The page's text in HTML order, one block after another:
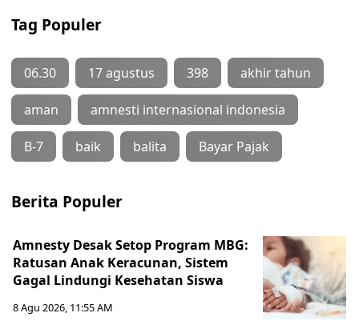
Tag Populer
06.30 17 agustus 398 akhir tahun
aman amnesti internasional indonesia
B-7 baik balita Bayar Pajak
Berita Populer
Amnesty Desak Setop Program MBG:
Ratusan Anak Keracunan, Sistem
Gagal Lindungi Kesehatan Siswa
8 Agu 2026, 11:55 AM